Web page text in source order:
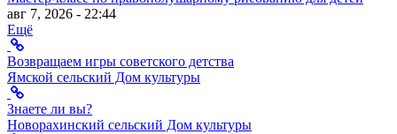
авг 7, 2026 - 22:44
Ещё
Возвращаем игры советского детства
Ямской сельский Дом культуры
Знаете ли вы?
Новорахинский сельский Дом культуры